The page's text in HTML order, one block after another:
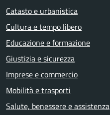
Catasto e urbanistica
Cultura e tempo libero
Educazione e formazione
Giustizia e sicurezza
Imprese e commercio
Mobilità e trasporti
Salute, benessere e assistenza